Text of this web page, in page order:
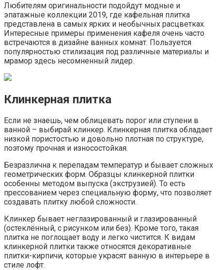
Любителям оригинальности подойдут модные и
эпатажные коллекции 2019, где кафельная плитка
представлена в самых ярких и необычных расцветках.
Интересные примеры применения кафеля очень часто
встречаются в дизайне ванных комнат. Пользуется
популярностью стилизация под различные материалы и
мрамор здесь несомненный лидер.
Клинкерная плитка
Если не знаешь, чем облицевать порог или ступени в
ванной – выбирай клинкер. Клинкерная плитка обладает
низкой пористостью и довольно плотная по структуре,
поэтому прочная и износостойкая.
Безразлична к перепадам температур и бывает сложных
геометрических форм. Образцы клинкерной плитки
особенны методом выпуска (экструзией). То есть
прессованием через специальную форму, что позволяет
создавать плитку любой сложности.
Клинкер бывает неглазированный и глазированный
(остеклённый, с рисунком или без). Кроме того, такая
плитка не поглощает воду и легко чистится. К видам
клинкерной плитки также относятся декоративные
плитки-кирпичи, которые украсят ванную в интерьере в
стиле лофт.